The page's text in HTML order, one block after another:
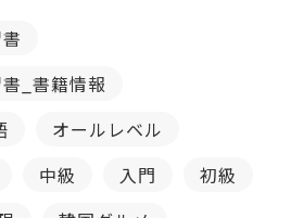
_書籍情報
オールレベル
中級 入門
初級